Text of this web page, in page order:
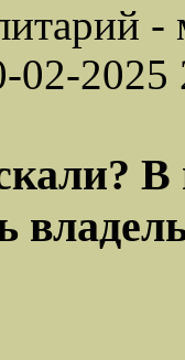
-
02-2025